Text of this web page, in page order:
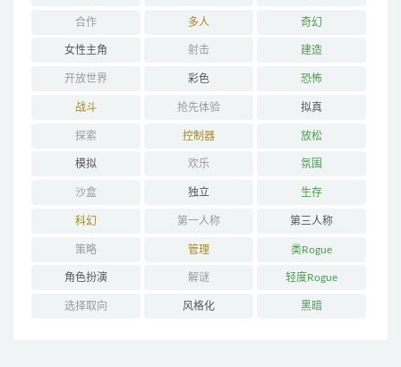
合作 多人 奇幻
女性主角 射击 建造
开放世界 彩色 恐怖
战斗 抢先体验 拟真
探索 控制器 放松
模拟 欢乐 氛围
沙盒 独立 生存
科幻 第一人称 第三人称
策略 管理 类Rogue
角色扮演 解谜 轻度Rogue
选择取向 风格化 黑暗